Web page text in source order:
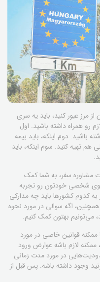
مرز عبور کنید، باید یه سری
رو همراه داشته باشید. اول
باشید. دوم اینکه، باید بیمه
هم تهیه کنید. سوم اینکه، باید
مشاوره سفر، به شما کمک
شخصی خودتون رو تجربه
به کدوم کشورها باید چه مدارکی
اگه سوالی در مورد نحوه
می‌تونیم بهتون کمک کنیم.
ممکنه قوانین خاصی در مورد
لازم باشه عوارض ورود
در مورد مدت زمانی
وجود داشته باشه. پس قبل از